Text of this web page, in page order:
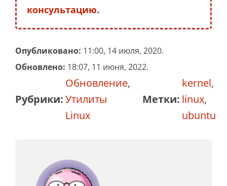
консультацию.
Опубликовано: 11:00, 14 июля, 2020.
Обновлено: 18:07, 11 июня, 2022.
Рубрики:
Обновление,
Утилиты
Linux
Метки:
kernel,
linux,
ubuntu